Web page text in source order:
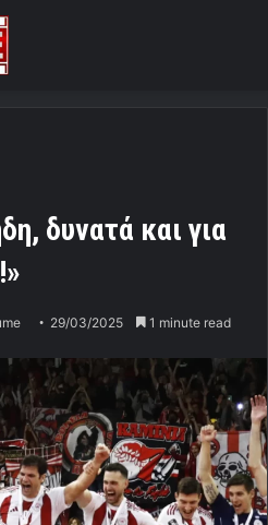
δυνατά και για
29/03/2025 1 minute read